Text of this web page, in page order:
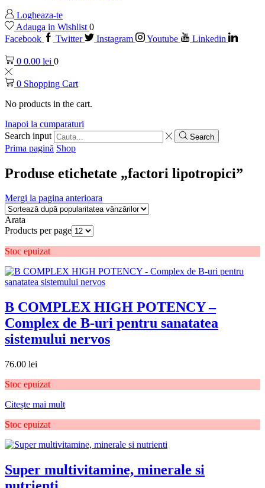
Logheaza-te
Adauga in Wishlist 0
Facebook
Twitter Instagram Youtube Linkedin
0 0.00 lei 0
0 Shopping Cart
No products in the cart.
Inapoi la cumparaturi
Search input
Search
Prima pagină Shop
Produse etichetate „factori lipotropici”
Mergi la pagina anterioara
Arata
Products per page
Stoc epuizat
B COMPLEX HIGH POTENCY –
Complex de B-uri pentru sanatatea
sistemului nervos
76.00 lei
Stoc epuizat
Citește mai mult
Stoc epuizat
Super multivitamine, minerale si